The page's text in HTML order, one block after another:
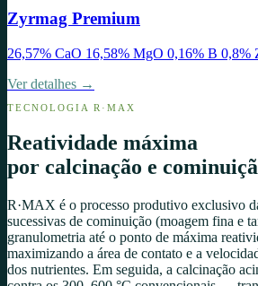
Zyrmag Premium
26,57% CaO 16,58% MgO 0,16% B 0,8%
Ver detalhes →
TECNOLOGIA R·MAX
Reatividade máxima
por calcinação e
R·MAX é o processo produtivo exclusivo
sucessivas de cominuição (moagem fina e
granulometria até o ponto de máxima
maximizando a área de contato e a
dos nutrientes. Em seguida, a calcinação